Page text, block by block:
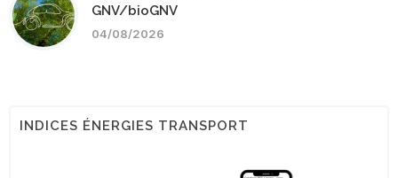
GNV/bioGNV
04/08/2026
INDICES ÉNERGIES TRANSPORT